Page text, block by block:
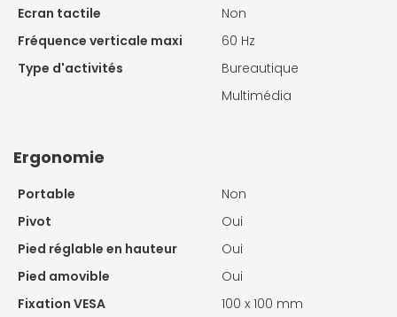
Ecran tactile
Non
Fréquence verticale maxi
60 Hz
Type d'activités
Bureautique
Multimédia
Ergonomie
Portable
Non
Pivot
Oui
Pied réglable en hauteur
Oui
Pied amovible
Oui
Fixation VESA
100 x 100 mm